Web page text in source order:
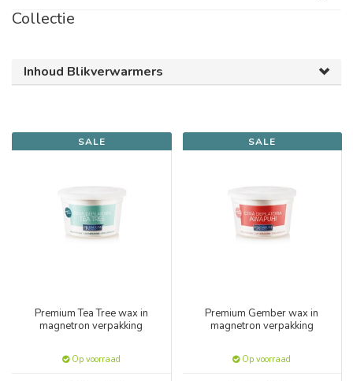
Collectie
Inhoud Blikverwarmers
SALE
Premium Tea Tree wax in
magnetron verpakking
Op voorraad
SALE
Premium Gember wax in
magnetron verpakking
Op voorraad